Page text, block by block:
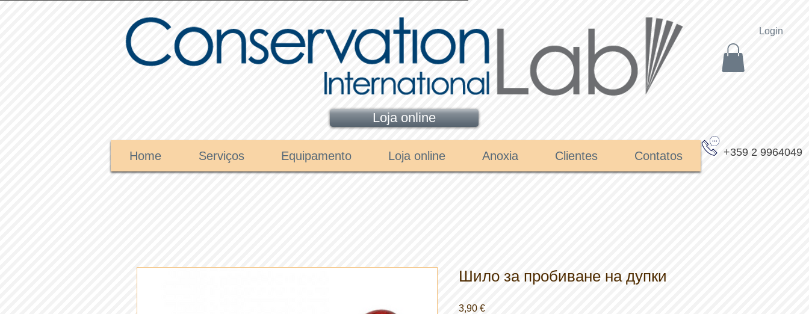
Loja online
Login
Home Serviços Equipamento Loja online Anoxia Clientes Contatos +359 2 9964049
Шило за пробиване на дупки
3,90 €Preço